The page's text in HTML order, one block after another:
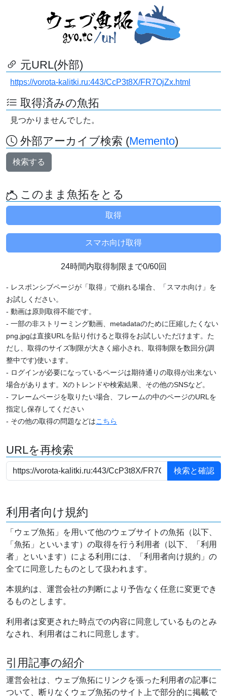
元URL(外部)
https://vorota-kalitki.ru:443/CcP3t8X/FR7OjZx.html
取得済みの魚拓
見つかりませんでした。
外部アーカイブ検索 (Memento)
検索する
このまま魚拓をとる
24時間内取得制限まで0/60回
- レスポンシブページが「取得」で崩れる場合、「スマホ向け」を
お試しください。
- 動画は原則取得不能です。
- 一部の非ストリーミング動画、metadataのために圧縮したくない
png,jpgは直接URLを貼り付けると取得をお試しいただけます。た
だし、取得のサイズ制限が大きく縮小され、取得制限を数回分(調
整中です)使います。
- ログインが必要になっているページは期待通りの取得が出来ない
場合があります。Xのトレンドや検索結果、その他のSNSなど。
- フレームページを取りたい場合、フレームの中のページのURLを
指定し保存してください
- その他の取得の問題などはこちら
URLを再検索
利用者向け規約
「ウェブ魚拓」を用いて他のウェブサイトの魚拓（以下、
「魚拓」といいます）の取得を行う利用者（以下、「利用
者」といいます）による利用には、「利用者向け規約」の
全てに同意したものとして扱われます。
本規約は、運営会社の判断により予告なく任意に変更でき
るものとします。
利用者は変更された時点での内容に同意しているものとみ
なされ、利用者はこれに同意します。
引用記事の紹介
運営会社は、ウェブ魚拓にリンクを張った利用者の記事に
ついて、断りなくウェブ魚拓のサイト上で部分的に掲載で